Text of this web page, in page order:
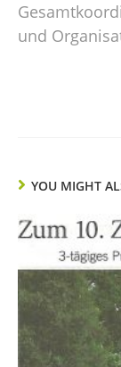
und
YOU MIGHT